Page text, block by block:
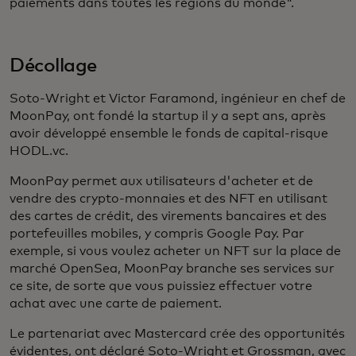
paiements dans toutes les régions du monde".
Décollage
Soto-Wright et Victor Faramond, ingénieur en chef de
MoonPay, ont fondé la startup il y a sept ans, après
avoir développé ensemble le fonds de capital-risque
HODL.vc.
MoonPay permet aux utilisateurs d'acheter et de
vendre des crypto-monnaies et des NFT en utilisant
des cartes de crédit, des virements bancaires et des
portefeuilles mobiles, y compris Google Pay. Par
exemple, si vous voulez acheter un NFT sur la place de
marché OpenSea, MoonPay branche ses services sur
ce site, de sorte que vous puissiez effectuer votre
achat avec une carte de paiement.
Le partenariat avec Mastercard crée des opportunités
évidentes, ont déclaré Soto-Wright et Grossman, avec